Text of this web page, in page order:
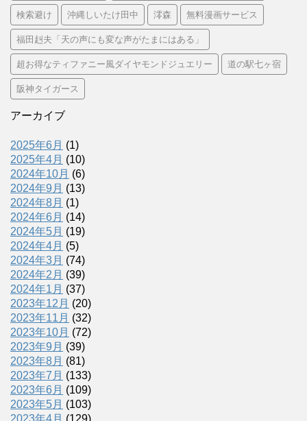
検索避け 沖縄しいたけ田中 澪森 無料漫画サービス
福田赳夫「天の声にも変な声がたまにはある」
超お得なティファニー風ダイヤモンドジュエリー 道の駅七ヶ宿
阪神タイガース
アーカイブ
2025年6月 (1)
2025年4月 (10)
2024年10月 (6)
2024年9月 (13)
2024年8月 (1)
2024年6月 (14)
2024年5月 (19)
2024年4月 (5)
2024年3月 (74)
2024年2月 (39)
2024年1月 (37)
2023年12月 (20)
2023年11月 (32)
2023年10月 (72)
2023年9月 (39)
2023年8月 (81)
2023年7月 (133)
2023年6月 (109)
2023年5月 (103)
2023年4月 (129)